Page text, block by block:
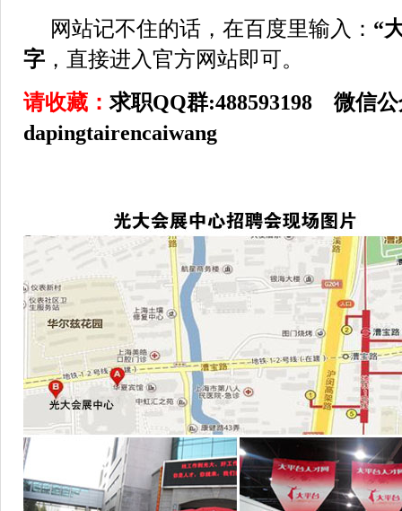
网站记不住的话，在百度里输入： “
字 ，直接进入官方网站即可。
请收藏：求职QQ群:488593198 微信
dapingtairencaiwang